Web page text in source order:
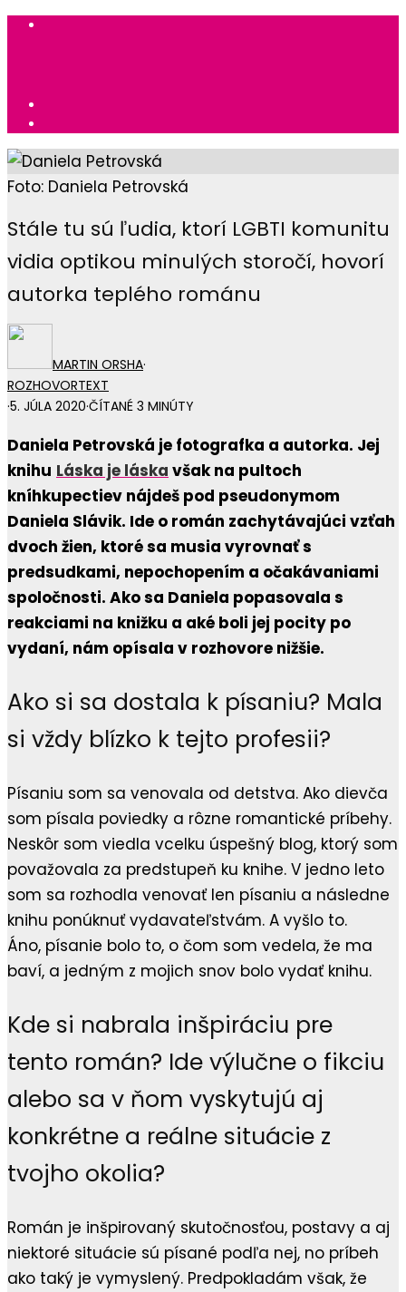
Foto: Daniela Petrovská
Stále tu sú ľudia, ktorí LGBTI komunitu
vidia optikou minulých storočí, hovorí
autorka teplého románu
MARTIN ORSHA·
ROZHOVORTEXT
·5. JÚLA 2020·ČÍTANÉ 3 MINÚTY
Daniela Petrovská je fotografka a autorka. Jej
knihu Láska je láska však na pultoch
kníhkupectiev nájdeš pod pseudonymom
Daniela Slávik. Ide o román zachytávajúci vzťah
dvoch žien, ktoré sa musia vyrovnať s
predsudkami, nepochopením a očakávaniami
spoločnosti. Ako sa Daniela popasovala s
reakciami na knižku a aké boli jej pocity po
vydaní, nám opísala v rozhovore nižšie.
Ako si sa dostala k písaniu? Mala
si vždy blízko k tejto profesii?
Písaniu som sa venovala od detstva. Ako dievča
som písala poviedky a rôzne romantické príbehy.
Neskôr som viedla vcelku úspešný blog, ktorý som
považovala za predstupeň ku knihe. V jedno leto
som sa rozhodla venovať len písaniu a následne
knihu ponúknuť vydavateľstvám. A vyšlo to.
Áno, písanie bolo to, o čom som vedela, že ma
baví, a jedným z mojich snov bolo vydať knihu.
Kde si nabrala inšpiráciu pre
tento román? Ide výlučne o fikciu
alebo sa v ňom vyskytujú aj
konkrétne a reálne situácie z
tvojho okolia?
Román je inšpirovaný skutočnosťou, postavy a aj
niektoré situácie sú písané podľa nej, no príbeh
ako taký je vymyslený. Predpokladám však, že